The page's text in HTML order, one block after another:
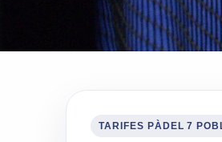
TARIFES PÀDEL 7